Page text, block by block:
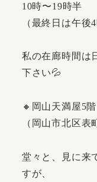
10時〜19時半
（最終日は午後
私の在廊時間は
下さい💦
🔸岡山天満屋5
（岡山市北区表
堂々と、見に来
すが、